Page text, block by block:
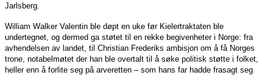
Jarlsberg.
William Walker Valentin ble døpt en uke før Kielertraktaten ble
undertegnet, og dermed ga støtet til en rekke begivenheter i Norge: fra
avhendelsen av landet, til Christian Frederiks ambisjon om å få Norges
trone, notabelmøtet der han ble overtalt til å søke politisk støtte i folket,
heller enn å forlite seg på arveretten – som hans far hadde frasagt seg